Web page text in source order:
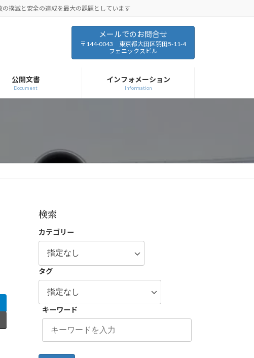
撲滅と安全の達成を最大の課題としています
メールでのお問合せ
〒144-0043 東京都大田区羽田5-11-4
フェニックスビル
公開文書
Document
インフォメーション
Information
検索
カテゴリー
タグ
キーワード